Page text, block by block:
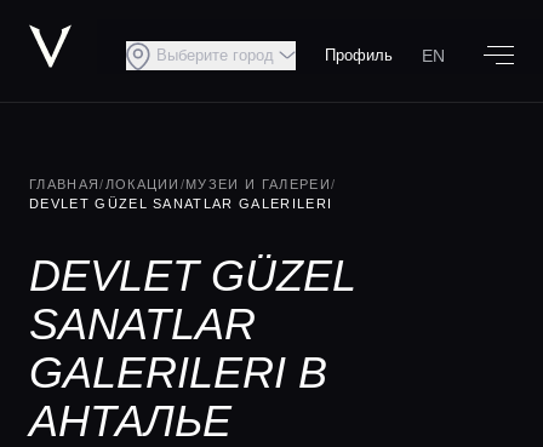
Выберите город Профиль EN
ГЛАВНАЯ/ ЛОКАЦИИ /МУЗЕИ И ГАЛЕРЕИ/
DEVLET GÜZEL SANATLAR GALERILERI
DEVLET GÜZEL
SANATLAR
GALERILERI В
АНТАЛЬЕ